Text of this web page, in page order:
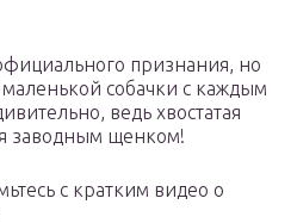
признания, но
маленькой собачки с каждым
ведь хвостатая
заводным щенком!
с кратким видео о